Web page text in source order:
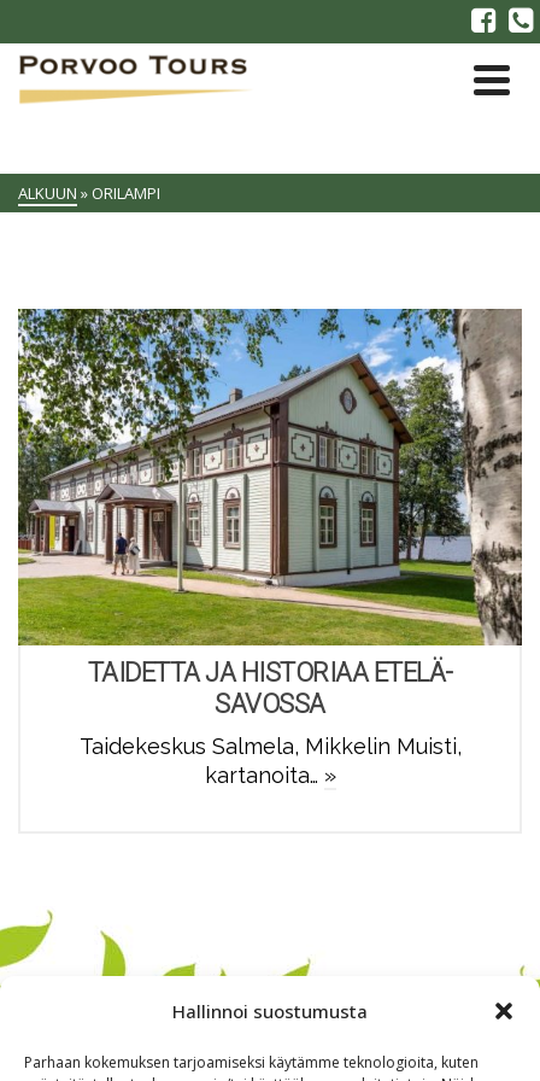
Hallinnoi suostumusta
Parhaan kokemuksen tarjoamiseksi käytämme teknologioita, kuten
ALKUUN » ORILAMPI
TAIDETTA JA HISTORIAA ETELÄ-
SAVOSSA
Taidekeskus Salmela, Mikkelin Muisti,
kartanoita… »